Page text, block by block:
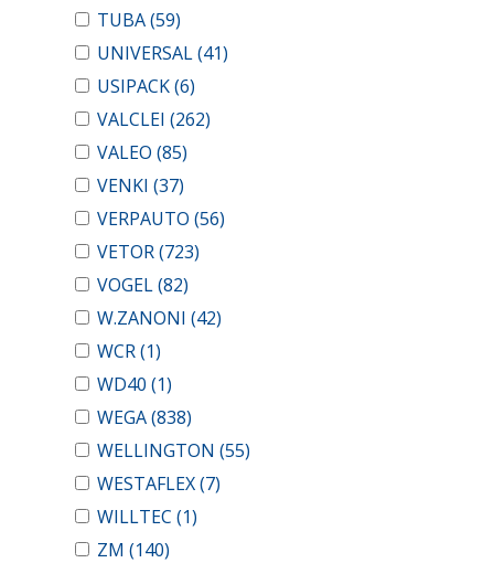
TUBA(59)
UNIVERSAL(41)
USIPACK(6)
VALCLEI (262)
VALEO (85)
VENKI (37)
VERPAUTO (56)
VETOR(723)
VOGEL(82)
W.ZANONI (42)
WCR(1)
WD40 (1)
WEGA(838)
WELLINGTON (55)
WESTAFLEX(7)
WILLTEC (1)
ZM (140)